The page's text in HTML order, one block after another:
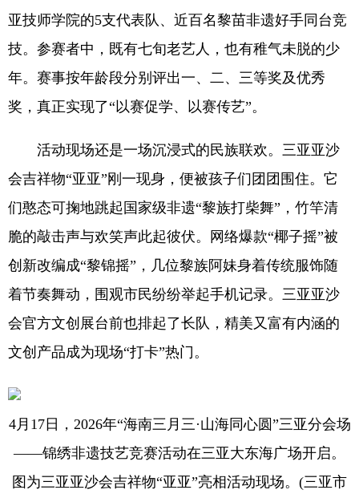
亚技师学院的5支代表队、近百名黎苗非遗好手同台竞
技。参赛者中，既有七旬老艺人，也有稚气未脱的少
年。赛事按年龄段分别评出一、二、三等奖及优秀
奖，真正实现了“以赛促学、以赛传艺”。
活动现场还是一场沉浸式的民族联欢。三亚亚沙
会吉祥物“亚亚”刚一现身，便被孩子们团团围住。它
们憨态可掬地跳起国家级非遗“黎族打柴舞”，竹竿清
脆的敲击声与欢笑声此起彼伏。网络爆款“椰子摇”被
创新改编成“黎锦摇”，几位黎族阿妹身着传统服饰随
着节奏舞动，围观市民纷纷举起手机记录。三亚亚沙
会官方文创展台前也排起了长队，精美又富有内涵的
文创产品成为现场“打卡”热门。
4月17日，2026年“海南三月三·山海同心圆”三亚分会场
——锦绣非遗技艺竞赛活动在三亚大东海广场开启。
图为三亚亚沙会吉祥物“亚亚”亮相活动现场。(三亚市